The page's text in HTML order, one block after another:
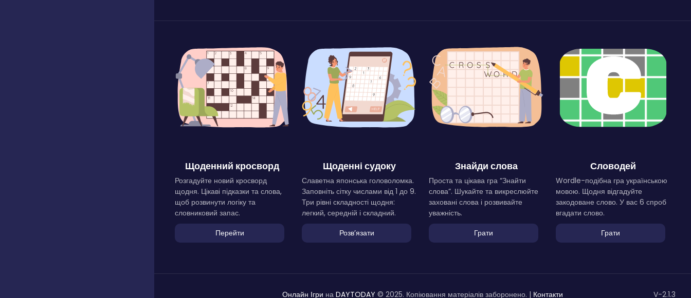
Щоденний кросворд
Розгадуйте новий кросворд
щодня. Цікаві підказки та слова,
щоб розвинути логіку та
словниковий запас.
Перейти
Щоденні судоку
Славетна японська головоломка.
Заповніть сітку числами від 1 до 9.
Три рівні складності щодня:
легкий, середній і складний.
Розвʼязати
Знайди слова
Проста та цікава гра “Знайти
слова”. Шукайте та викреслюйте
заховані слова і розвивайте
уважність.
Грати
Словодей
Wordle-подібна гра українською
мовою. Щодня відгадуйте
закодоване слово. У вас 6 спроб
вгадати слово.
Грати
Онлайн Ігри на DAYTODAY © 2025. Копіювання матеріалів заборонено. | Контакти V-2.1.3